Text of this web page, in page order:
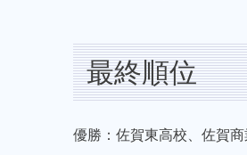
最終順位
優勝：佐賀東高校、佐賀商